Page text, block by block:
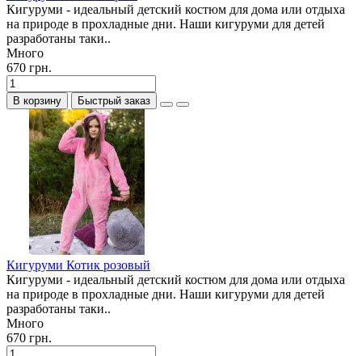
Кигуруми - идеальный детский костюм для дома или отдыха
на природе в прохладные дни. Наши кигуруми для детей
разработаны таки..
Много
670 грн.
В корзину Быстрый заказ
Кигуруми Котик розовый
Кигуруми - идеальный детский костюм для дома или отдыха
на природе в прохладные дни. Наши кигуруми для детей
разработаны таки..
Много
670 грн.